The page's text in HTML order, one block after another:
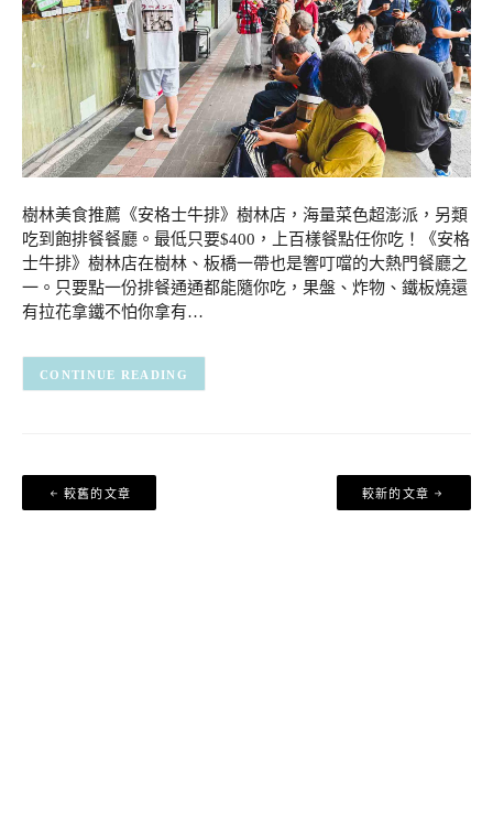
樹林美食推薦《安格士牛排》樹林店，海量菜色超澎派，另類
吃到飽排餐餐廳。最低只要$400，上百樣餐點任你吃！《安格
士牛排》樹林店在樹林、板橋一帶也是響叮噹的大熱門餐廳之
一。只要點一份排餐通通都能隨你吃，果盤、炸物、鐵板燒還
有拉花拿鐵不怕你拿有…
CONTINUE READING
文
較舊的文章 較新的文章